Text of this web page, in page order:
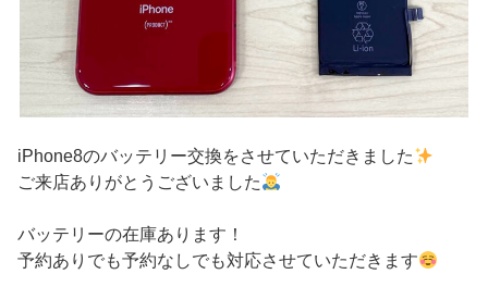
iPhone8のバッテリー交換をさせていただきました
ご来店ありがとうございました
バッテリーの在庫あります！
予約ありでも予約なしでも対応させていただきます